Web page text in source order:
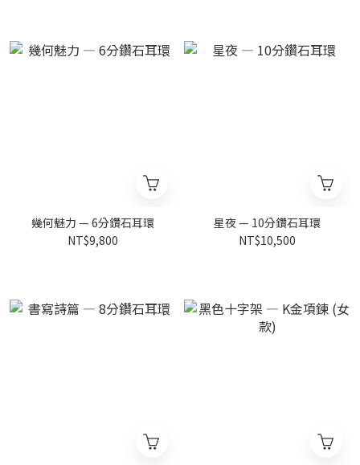
幾何魅力 — 6分鑽石耳環
NT$9,800
星夜 — 10分鑽石耳環
NT$10,500